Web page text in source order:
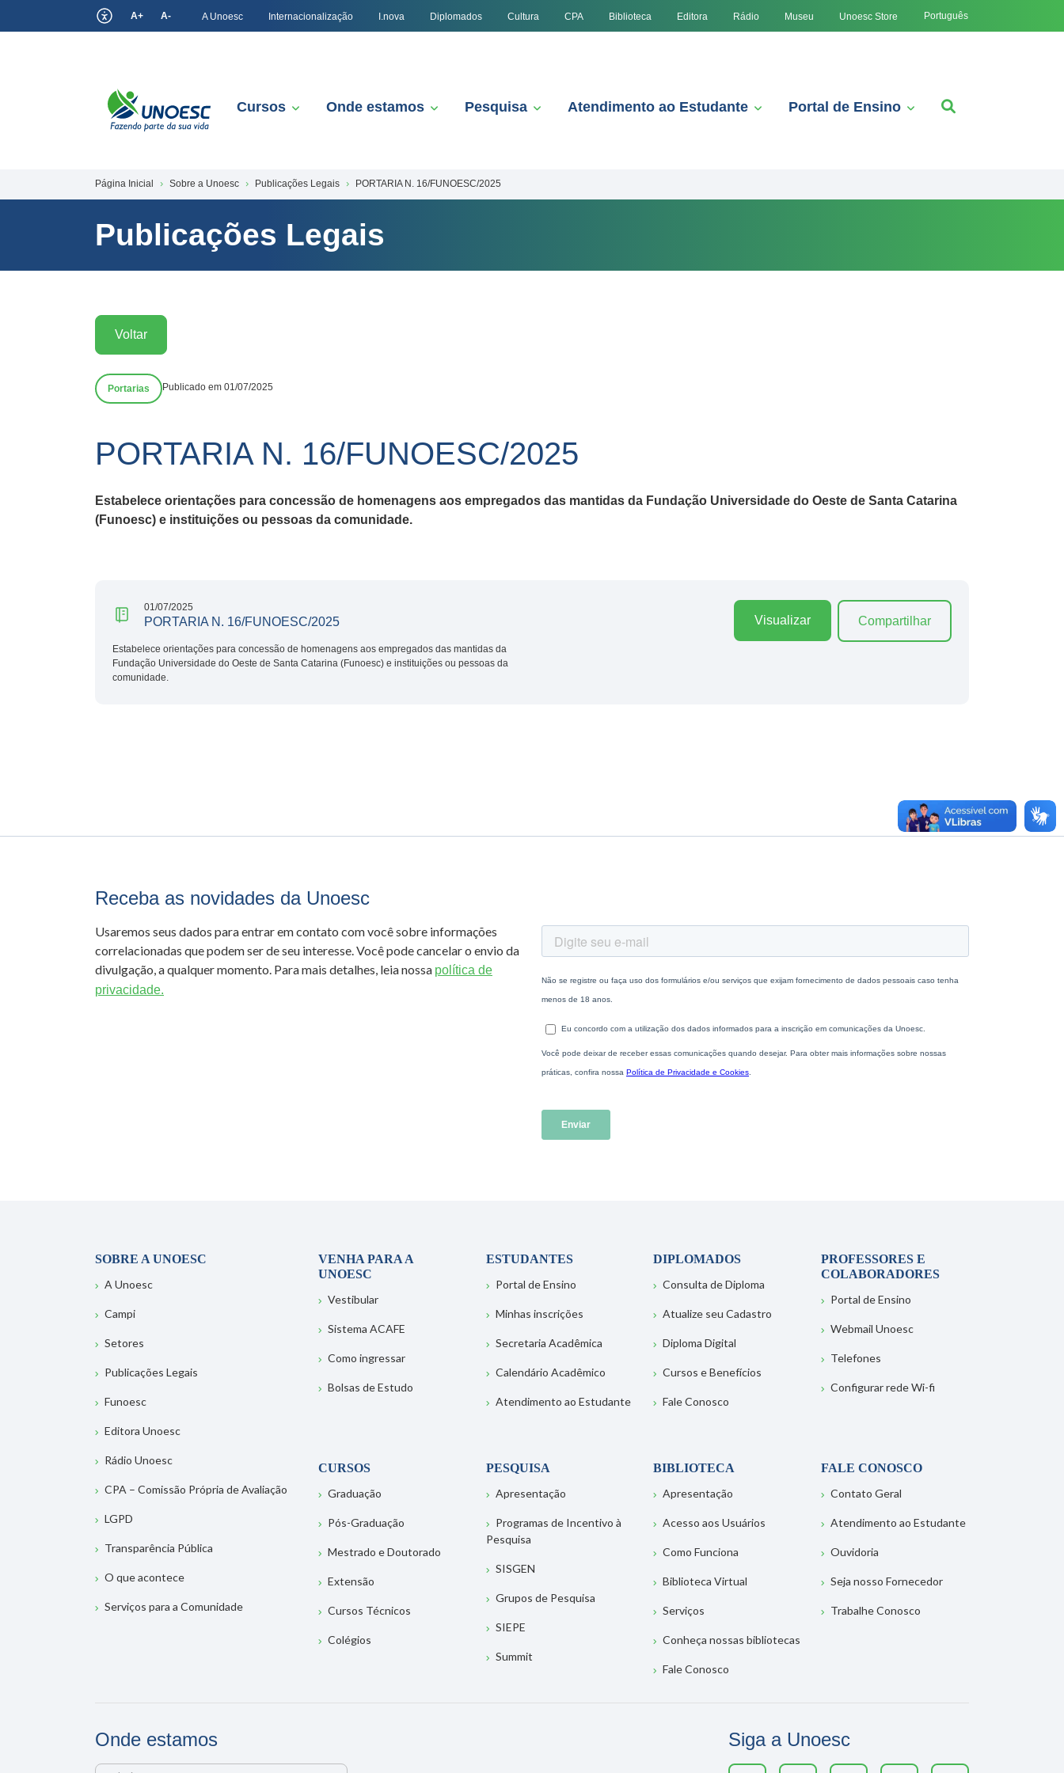
A+ A- A Unoesc Internacionalização I.nova Diplomados Cultura CPA Biblioteca Editora Rádio Museu Unoesc Store Português
Cursos Onde estamos Pesquisa Atendimento ao Estudante Portal de Ensino
Página Inicial Sobre a Unoesc Publicações Legais PORTARIA N. 16/FUNOESC/2025
Publicações Legais
Voltar
Portarias Publicado em 01/07/2025
PORTARIA N. 16/FUNOESC/2025
Estabelece orientações para concessão de homenagens aos empregados das mantidas da Fundação Universidade do Oeste de Santa Catarina
(Funoesc) e instituições ou pessoas da comunidade.
01/07/2025
PORTARIA N. 16/FUNOESC/2025
Estabelece orientações para concessão de homenagens aos empregados das mantidas da
Fundação Universidade do Oeste de Santa Catarina (Funoesc) e instituições ou pessoas da
comunidade.
Visualizar Compartilhar
Receba as novidades da Unoesc
Usaremos seus dados para entrar em contato com você sobre informações
correlacionadas que podem ser de seu interesse. Você pode cancelar o envio da
divulgação, a qualquer momento. Para mais detalhes, leia nossa política de
privacidade.
SOBRE A UNOESC
A Unoesc
Campi
Setores
Publicações Legais
Funoesc
Editora Unoesc
Rádio Unoesc
CPA – Comissão Própria de Avaliação
LGPD
Transparência Pública
O que acontece
Serviços para a Comunidade
VENHA PARA A
UNOESC
Vestibular
Sistema ACAFE
Como ingressar
Bolsas de Estudo
ESTUDANTES
Portal de Ensino
Minhas inscrições
Secretaria Acadêmica
Calendário Acadêmico
Atendimento ao Estudante
DIPLOMADOS
Consulta de Diploma
Atualize seu Cadastro
Diploma Digital
Cursos e Benefícios
Fale Conosco
PROFESSORES E
COLABORADORES
Portal de Ensino
Webmail Unoesc
Telefones
Configurar rede Wi-fi
CURSOS
Graduação
Pós-Graduação
Mestrado e Doutorado
Extensão
Cursos Técnicos
Colégios
PESQUISA
Apresentação
Programas de Incentivo à
Pesquisa
SISGEN
Grupos de Pesquisa
SIEPE
Summit
BIBLIOTECA
Apresentação
Acesso aos Usuários
Como Funciona
Biblioteca Virtual
Serviços
Conheça nossas bibliotecas
Fale Conosco
FALE CONOSCO
Contato Geral
Atendimento ao Estudante
Ouvidoria
Seja nosso Fornecedor
Trabalhe Conosco
Onde estamos Siga a Unoesc